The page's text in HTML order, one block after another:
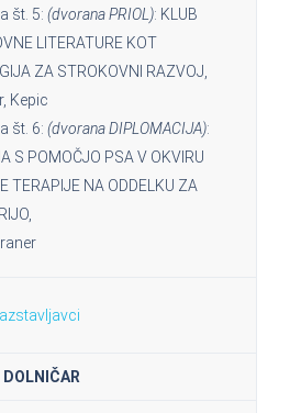
št. 5: (dvorana PRIOL): KLUB
LITERATURE KOT
ZA STROKOVNI RAZVOJ,
Kepic
št. 6: (dvorana DIPLOMACIJA):
S POMOČJO PSA V OKVIRU
TERAPIJE NA ODDELKU ZA